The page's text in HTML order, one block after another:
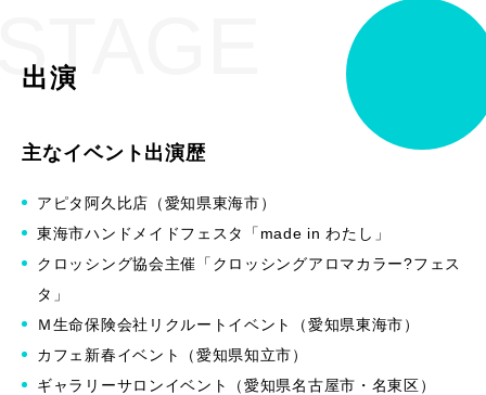
出演
主なイベント出演歴
アピタ阿久比店（愛知県東海市）
東海市ハンドメイドフェスタ「made in わたし」
クロッシング協会主催「クロッシングアロマカラー?フェス
タ」
Ｍ生命保険会社リクルートイベント（愛知県東海市）
カフェ新春イベント（愛知県知立市）
ギャラリーサロンイベント（愛知県名古屋市・名東区）